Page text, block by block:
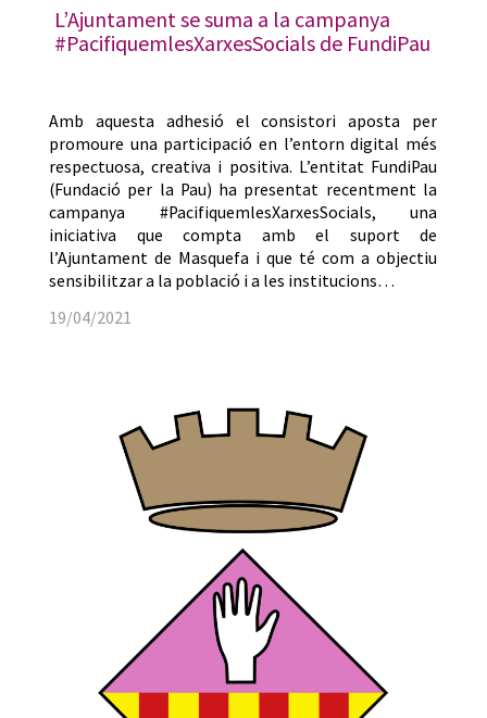
L’Ajuntament se suma a la campanya
#PacifiquemlesXarxesSocials de FundiPau
Amb aquesta adhesió el consistori aposta per
promoure una participació en l’entorn digital més
respectuosa, creativa i positiva. L’entitat FundiPau
(Fundació per la Pau) ha presentat recentment la
campanya #PacifiquemlesXarxesSocials, una
iniciativa que compta amb el suport de
l’Ajuntament de Masquefa i que té com a objectiu
sensibilitzar a la població i a les institucions…
19/04/2021